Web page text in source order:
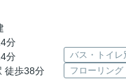
分
分
徒歩38分
バス・トイレ
フローリング